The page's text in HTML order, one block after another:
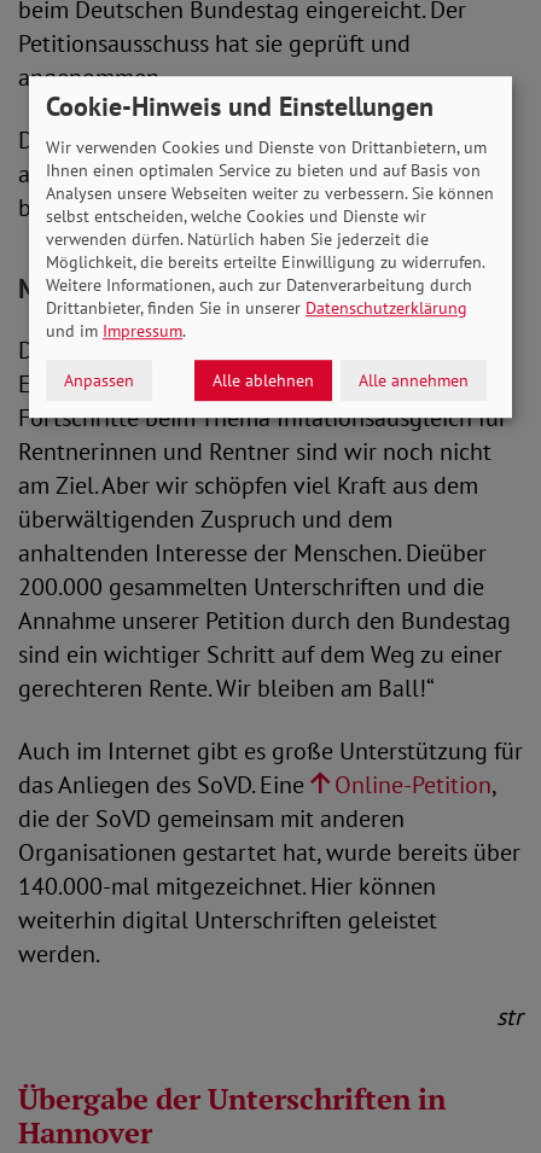
beim Deutschen Bundestag eingereicht. Der
Petitionsausschuss hat sie geprüft und
angenommen.
Der SoVD wird sich weiter dafür einsetzen, dass
auch Rentner*innen einen Inflationsausgleich
bekommen.
Michaela Engelmeier: Wir bleiben am Ball
Die SoVD-Vorstandsvorsitzende Michaela
Engelmeier resümiert: „Trotz wichtiger
Fortschritte beim Thema Inflationsausgleich für
Rentnerinnen und Rentner sind wir noch nicht
am Ziel. Aber wir schöpfen viel Kraft aus dem
überwältigenden Zuspruch und dem
anhaltenden Interesse der Menschen. Dieüber
200.000 gesammelten Unterschriften und die
Annahme unserer Petition durch den Bundestag
sind ein wichtiger Schritt auf dem Weg zu einer
gerechteren Rente. Wir bleiben am Ball!“
Auch im Internet gibt es große Unterstützung für
das Anliegen des SoVD. Eine
Online-Petition,
die der SoVD gemeinsam mit anderen
Organisationen gestartet hat, wurde bereits über
140.000-mal mitgezeichnet. Hier können
weiterhin digital Unterschriften geleistet
werden.
str
Übergabe der Unterschriften in
Hannover
Cookie-Hinweis und Einstellungen
Wir verwenden Cookies und Dienste von Drittanbietern, um
Ihnen einen optimalen Service zu bieten und auf Basis von
Analysen unsere Webseiten weiter zu verbessern. Sie können
selbst entscheiden, welche Cookies und Dienste wir
verwenden dürfen. Natürlich haben Sie jederzeit die
Möglichkeit, die bereits erteilte Einwilligung zu widerrufen.
Weitere Informationen, auch zur Datenverarbeitung durch
Drittanbieter, finden Sie in unserer Datenschutzerklärung
und im Impressum.
Anpassen Alle ablehnen Alle annehmen